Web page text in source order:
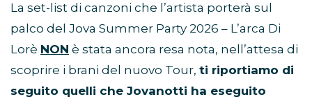
La set-list di canzoni che l’artista porterà sul
palco del Jova Summer Party 2026 – L’arca Di
Lorè NON è stata ancora resa nota, nell’attesa di
scoprire i brani del nuovo Tour, ti riportiamo di
seguito quelli che Jovanotti ha eseguito